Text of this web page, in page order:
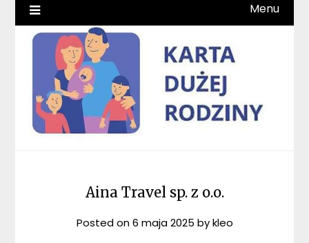
Menu
Aina Travel sp. z o.o.
Posted on6 maja 2025 bykleo